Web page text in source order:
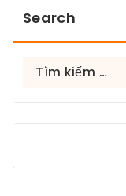
Search
Tìm